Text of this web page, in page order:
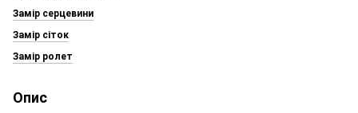
Замір серцевини
Замір сіток
Замір ролет
Опис